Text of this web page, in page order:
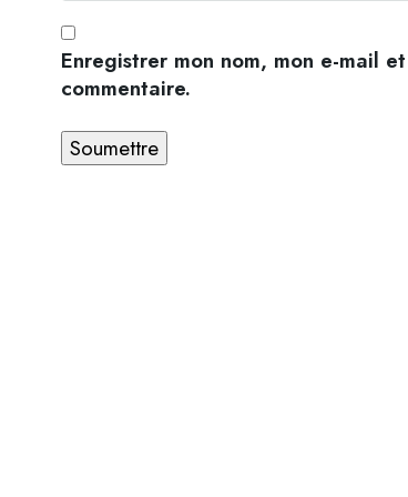
Enregistrer mon nom, mon e-mail
commentaire.